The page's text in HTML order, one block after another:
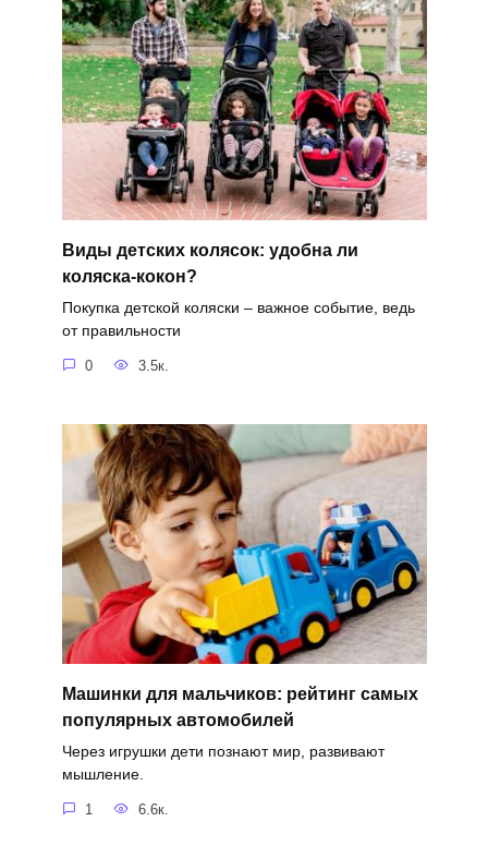
Виды детских колясок: удобна ли
коляска-кокон?
Покупка детской коляски – важное событие, ведь
от правильности
0 3.5к.
Машинки для мальчиков: рейтинг самых
популярных автомобилей
Через игрушки дети познают мир, развивают
мышление.
1 6.6к.